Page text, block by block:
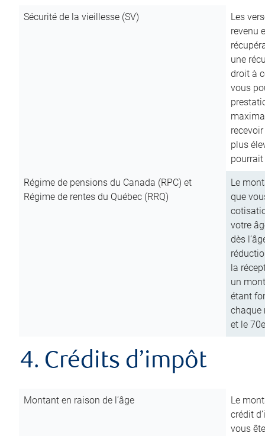
Sécurité de la vieillesse (SV)
Les
revenu
une
droit à
vous
plus
Régime de pensions du Canada (RPC) et
Régime de rentes du Québec (RRQ)
Le
que
votre
dès
la
un
étant
chaque
et le
4. Crédits d’impôt
Montant en raison de l’âge
Le
crédit
vous